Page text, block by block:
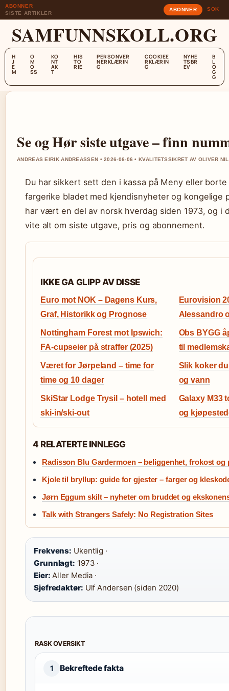
ABONNER
SISTE ARTIKLER
ABONNER SOK
SAMFUNNSKOLL.ORG
H
J
E
M
O
M
O
SS
KO
NT
AK
T
HIS
TO
RIE
PERSONVER
NERKLÆRIN
G
COOKIEE
RKLÆRIN
G
NYHE
TSBR
EV
B
L
O
G
G
Se og Hør siste utgave – finn
ANDREAS EIRIK ANDREASSEN • 2026-06-06 • KVALITETSSIKRET AV OLIVER
Du har sikkert sett den i kassa på Meny eller
fargerike bladet med kjendisnyheter og kongelige
har vært en del av norsk hverdag siden 1973, og i
vite alt om siste utgave, pris og abonnement.
IKKE GA GLIPP AV DISSE
Euro mot NOK – Dagens Kurs,
Graf, Historikk og Prognose
Eurovision
Alessandro
Nottingham Forest mot Ipswich:
FA-cupseier på straffer (2025)
Obs BYGG
til
Været for Jørpeland – time for
time og 10 dager
Slik koker
og vann
SkiStar Lodge Trysil – hotell med
ski-in/ski-out
Galaxy M33
og
4 RELATERTE INNLEGG
Radisson Blu Gardermoen – beliggenhet, frokost og
Kjole til bryllup: guide for gjester – farger og
Jørn Eggum skilt – nyheter om bruddet og
Talk with Strangers Safely: No Registration Sites
Frekvens: Ukentlig ·
Grunnlagt: 1973 ·
Eier: Aller Media ·
Sjefredaktør: Ulf Andersen (siden 2020)
RASK OVERSIKT
1 Bekreftede fakta